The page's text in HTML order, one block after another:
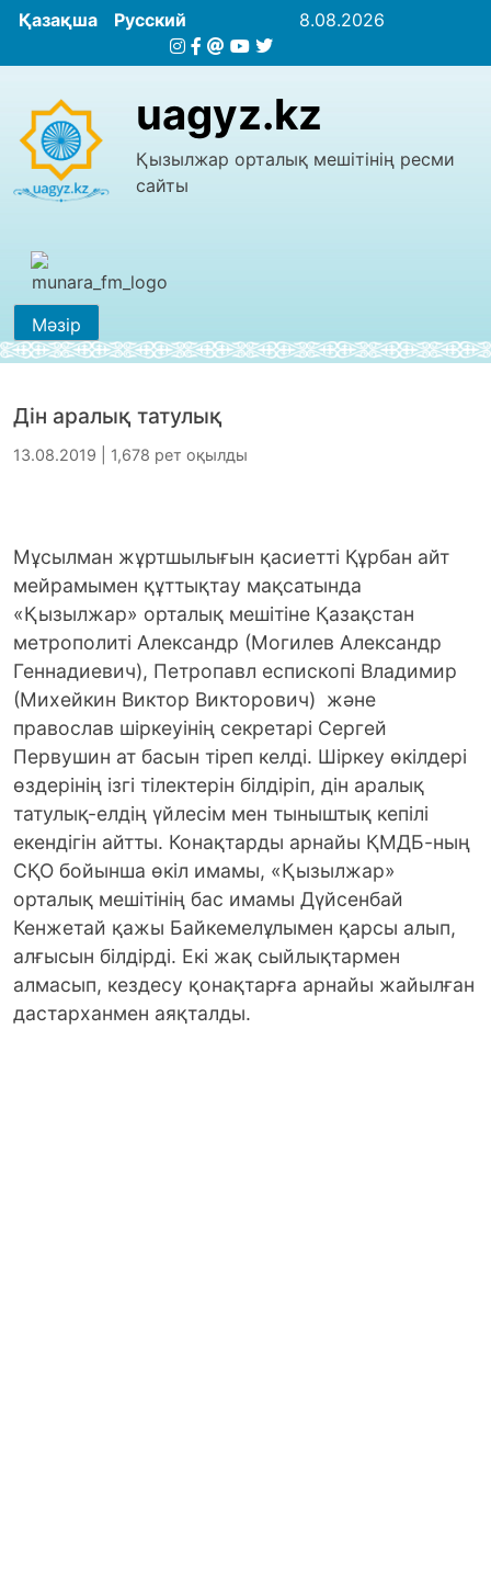
Қазақша Русский 8.08.2026
uagyz.kz
Қызылжар орталық мешітінің ресми
сайты
Мәзір
Дін аралық татулық
13.08.2019 | 1,678 рет оқылды
Мұсылман жұртшылығын қасиетті Құрбан айт
мейрамымен құттықтау мақсатында
«Қызылжар» орталық мешітіне Қазақстан
метрополиті Александр (Могилев Александр
Геннадиевич), Петропавл еспископі Владимир
(Михейкин Виктор Викторович) және
православ шіркеуінің секретарі Сергей
Первушин ат басын тіреп келді. Шіркеу өкілдері
өздерінің ізгі тілектерін білдіріп, дін аралық
татулық-елдің үйлесім мен тыныштық кепілі
екендігін айтты. Конақтарды арнайы ҚМДБ-ның
СҚО бойынша өкіл имамы, «Қызылжар»
орталық мешітінің бас имамы Дүйсенбай
Кенжетай қажы Байкемелұлымен қарсы алып,
алғысын білдірді. Екі жақ сыйлықтармен
алмасып, кездесу қонақтарға арнайы жайылған
дастарханмен аяқталды.